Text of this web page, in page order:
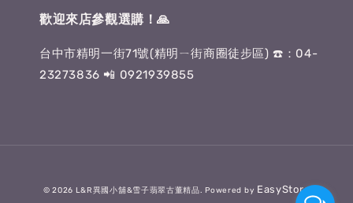
歡迎來店參觀選購！🙏
台中市精明一街71號(精明ㄧ街商圈徒步區) ☎️：04-
23273836 📲 0921939855
© 2026 L&R異國小舖&雪子翡翠古董精品. Powered by EasyStore